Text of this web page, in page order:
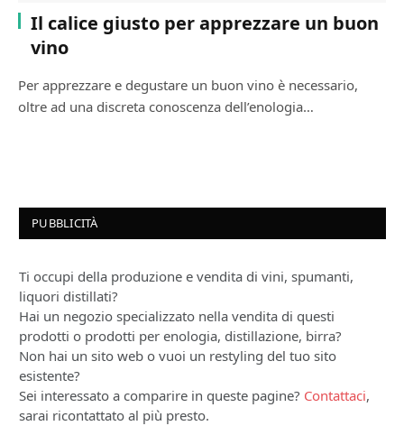
Il calice giusto per apprezzare un buon
vino
Per apprezzare e degustare un buon vino è necessario,
oltre ad una discreta conoscenza dell’enologia…
PUBBLICITÀ
Ti occupi della produzione e vendita di vini, spumanti,
liquori distillati?
Hai un negozio specializzato nella vendita di questi
prodotti o prodotti per enologia, distillazione, birra?
Non hai un sito web o vuoi un restyling del tuo sito
esistente?
Sei interessato a comparire in queste pagine? Contattaci,
sarai ricontattato al più presto.